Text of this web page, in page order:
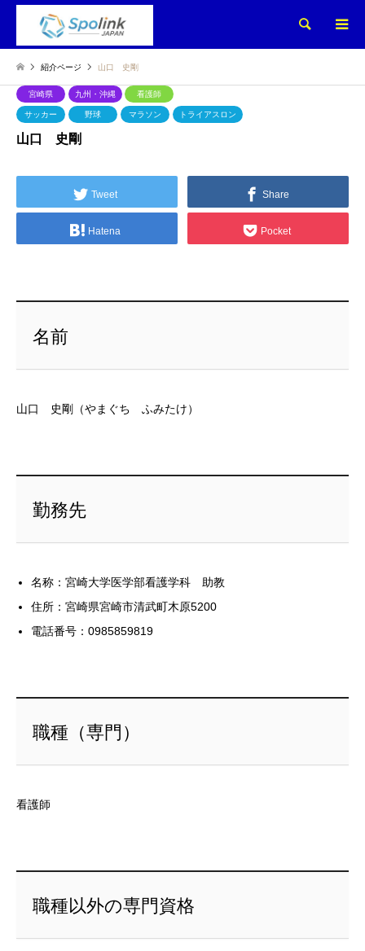
検索
紹介ページ 山口 史剛
宮崎県 九州・沖縄 看護師
サッカー 野球 マラソン トライアスロン
山口 史剛
Tweet Share
Hatena Pocket
名前
山口 史剛（やまぐち ふみたけ）
勤務先
名称：宮崎大学医学部看護学科 助教
住所：宮崎県宮崎市清武町木原5200
電話番号：0985859819
職種（専門）
看護師
職種以外の専門資格